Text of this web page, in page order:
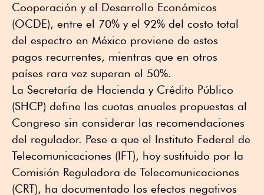
Cooperación y el Desarrollo Económicos
(OCDE), entre el 70% y el 92% del costo total
del espectro en México proviene de estos
pagos recurrentes, mientras que en otros
países rara vez superan el 50%.
La Secretaría de Hacienda y Crédito Público
(SHCP) define las cuotas anuales propuestas al
Congreso sin considerar las recomendaciones
del regulador. Pese a que el Instituto Federal de
Telecomunicaciones (IFT), hoy sustituido por la
Comisión Reguladora de Telecomunicaciones
(CRT), ha documentado los efectos negativos